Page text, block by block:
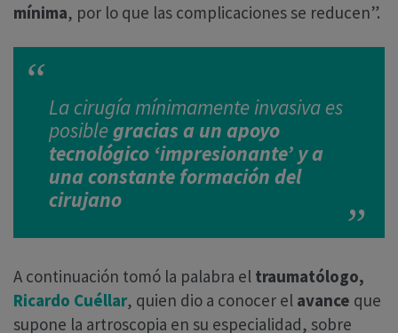
mínima, por lo que las complicaciones se reducen”.
La cirugía mínimamente invasiva es
posiblegracias a un apoyo
tecnológico ‘impresionante’ y a
una constante formación del
cirujano
A continuación tomó la palabra el traumatólogo,
Ricardo Cuéllar, quien dio a conocer el avance que
supone la artroscopia en su especialidad, sobre